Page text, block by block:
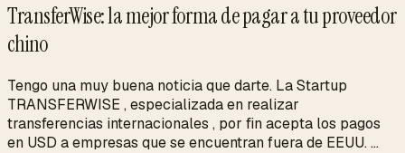
TransferWise: la mejor forma de pagar a tu proveedor
chino
Tengo una muy buena noticia que darte. La Startup
TRANSFERWISE , especializada en realizar
transferencias internacionales , por fin acepta los pagos
en USD a empresas que se encuentran fuera de EEUU. ...